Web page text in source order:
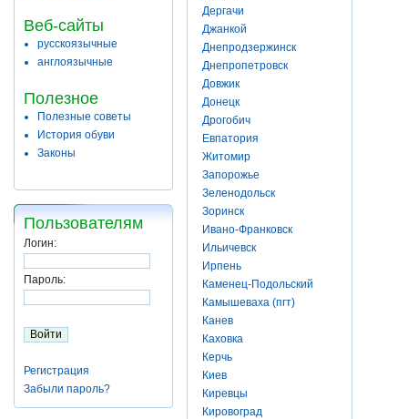
Веб-сайты
русскоязычные
англоязычные
Полезное
Полезные советы
История обуви
Законы
Пользователям
Логин:
Пароль:
Регистрация
Забыли пароль?
Дергачи
Джанкой
Днепродзержинск
Днепропетровск
Довжик
Донецк
Дрогобич
Евпатория
Житомир
Запорожье
Зеленодольск
Зоринск
Ивано-Франковск
Ильичевск
Ирпень
Каменец-Подольский
Камышеваха (пгт)
Канев
Каховка
Керчь
Киев
Киревцы
Кировоград